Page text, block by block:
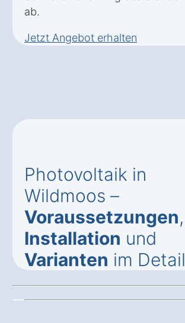
ab.
Jetzt Angebot erhalten
Photovoltaik in
Wildmoos –
Voraussetzungen,
Installation und
Varianten im Detail